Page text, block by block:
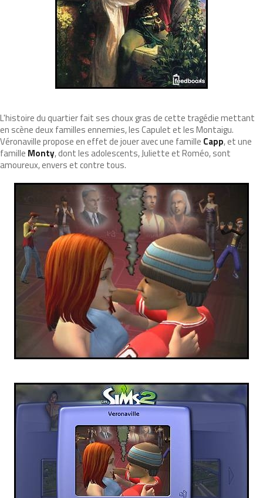
L'histoire du quartier fait ses choux gras de cette tragédie mettant
en scène deux familles ennemies, les Capulet et les Montaigu.
Véronaville propose en effet de jouer avec une famille Capp, et une
famille Monty, dont les adolescents, Juliette et Roméo, sont
amoureux, envers et contre tous.